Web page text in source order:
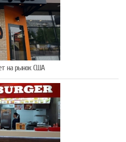
на рынок США